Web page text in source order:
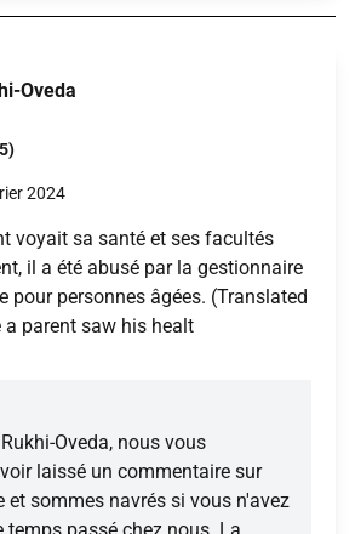
Oveda
2024
voyait sa santé et ses facultés
il a été abusé par la gestionnaire
pour personnes âgées. (Translated
a parent saw his healt
Oveda, nous vous
laissé un commentaire sur
et sommes navrés si vous n'avez